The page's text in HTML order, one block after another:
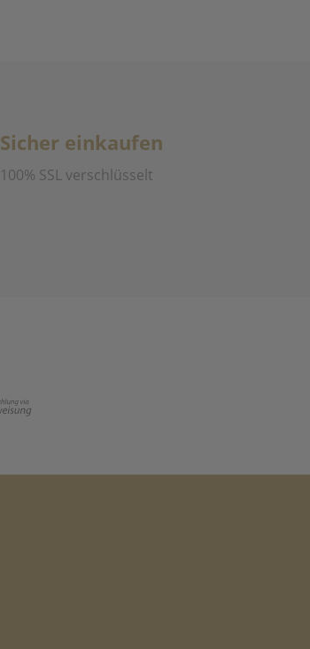
Sicher einkaufen
100% SSL verschlüsselt